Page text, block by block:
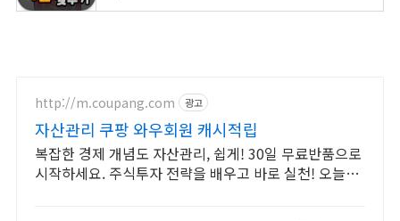
http://m.coupang.com 광고
자산관리 쿠팡 와우회원 캐시적립
복잡한 경제 개념도 자산관리, 쉽게! 30일 무료반품으로
시작하세요. 주식투자 전략을 배우고 바로 실천! 오늘주